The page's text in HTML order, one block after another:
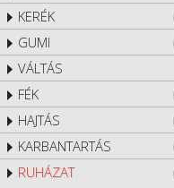
KERÉK
GUMI
VÁLTÁS
FÉK
HAJTÁS
KARBANTARTÁS
RUHÁZAT